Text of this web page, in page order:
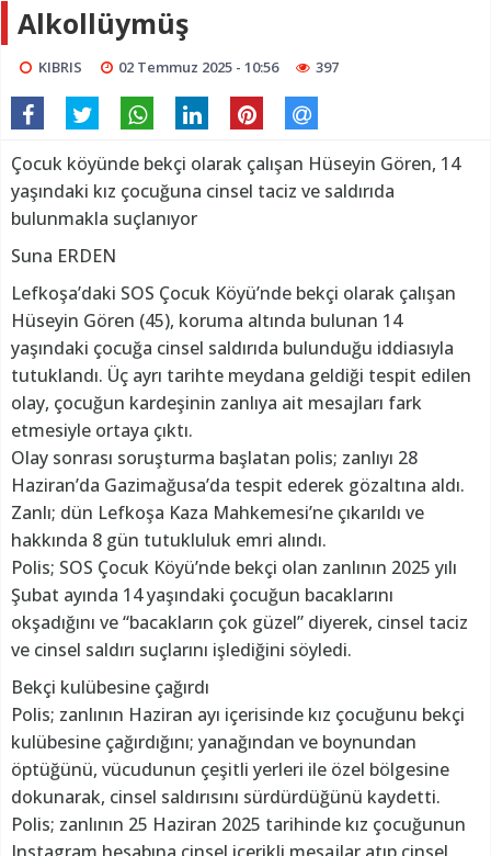
Alkollüymüş
KIBRIS 02 Temmuz 2025 - 10:56 397
Çocuk köyünde bekçi olarak çalışan Hüseyin Gören, 14
yaşındaki kız çocuğuna cinsel taciz ve saldırıda
bulunmakla suçlanıyor
Suna ERDEN
Lefkoşa’daki SOS Çocuk Köyü’nde bekçi olarak çalışan
Hüseyin Gören (45), koruma altında bulunan 14
yaşındaki çocuğa cinsel saldırıda bulunduğu iddiasıyla
tutuklandı. Üç ayrı tarihte meydana geldiği tespit edilen
olay, çocuğun kardeşinin zanlıya ait mesajları fark
etmesiyle ortaya çıktı.
Olay sonrası soruşturma başlatan polis; zanlıyı 28
Haziran’da Gazimağusa’da tespit ederek gözaltına aldı.
Zanlı; dün Lefkoşa Kaza Mahkemesi’ne çıkarıldı ve
hakkında 8 gün tutukluluk emri alındı.
Polis; SOS Çocuk Köyü’nde bekçi olan zanlının 2025 yılı
Şubat ayında 14 yaşındaki çocuğun bacaklarını
okşadığını ve “bacakların çok güzel” diyerek, cinsel taciz
ve cinsel saldırı suçlarını işlediğini söyledi.
Bekçi kulübesine çağırdı
Polis; zanlının Haziran ayı içerisinde kız çocuğunu bekçi
kulübesine çağırdığını; yanağından ve boynundan
öptüğünü, vücudunun çeşitli yerleri ile özel bölgesine
dokunarak, cinsel saldırısını sürdürdüğünü kaydetti.
Polis; zanlının 25 Haziran 2025 tarihinde kız çocuğunun